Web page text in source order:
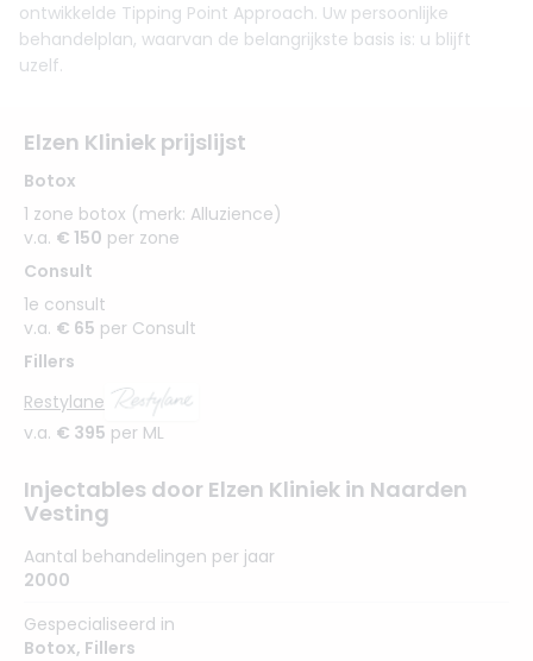
ontwikkelde Tipping Point Approach. Uw persoonlijke
behandelplan, waarvan de belangrijkste basis is: u blijft
uzelf.
Elzen Kliniek prijslijst
Botox
1 zone botox (merk: Alluzience)
v.a. € 150 per zone
Consult
1e consult
v.a. € 65 per Consult
Fillers
Restylane
v.a. € 395 per ML
Injectables door Elzen Kliniek in Naarden
Vesting
Aantal behandelingen per jaar
2000
Gespecialiseerd in
Botox, Fillers